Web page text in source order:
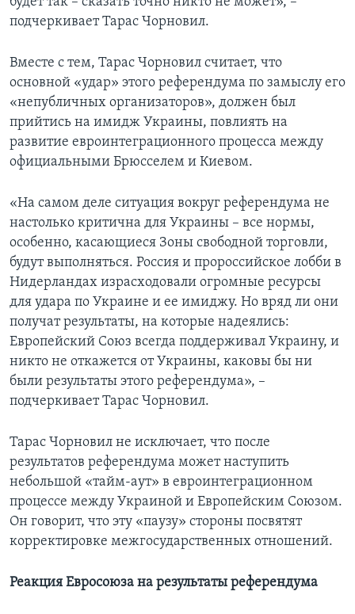
подчеркивает Тарас Чорновил.
Вместе с тем, Тарас Чорновил считает, что
основной «удар» этого референдума по замыслу его
«непубличных организаторов», должен был
прийтись на имидж Украины, повлиять на
развитие евроинтеграционного процесса между
официальными Брюсселем и Киевом.
«На самом деле ситуация вокруг референдума не
настолько критична для Украины – все нормы,
особенно, касающиеся Зоны свободной торговли,
будут выполняться. Россия и пророссийское лобби в
Нидерландах израсходовали огромные ресурсы
для удара по Украине и ее имиджу. Но вряд ли они
получат результаты, на которые надеялись:
Европейский Союз всегда поддерживал Украину, и
никто не откажется от Украины, каковы бы ни
были результаты этого референдума», –
подчеркивает Тарас Чорновил.
Тарас Чорновил не исключает, что после
результатов референдума может наступить
небольшой «тайм-аут» в евроинтеграционном
процессе между Украиной и Европейским Союзом.
Он говорит, что эту «паузу» стороны посвятят
корректировке межгосударственных отношений.
Реакция Евросоюза на результаты референдума